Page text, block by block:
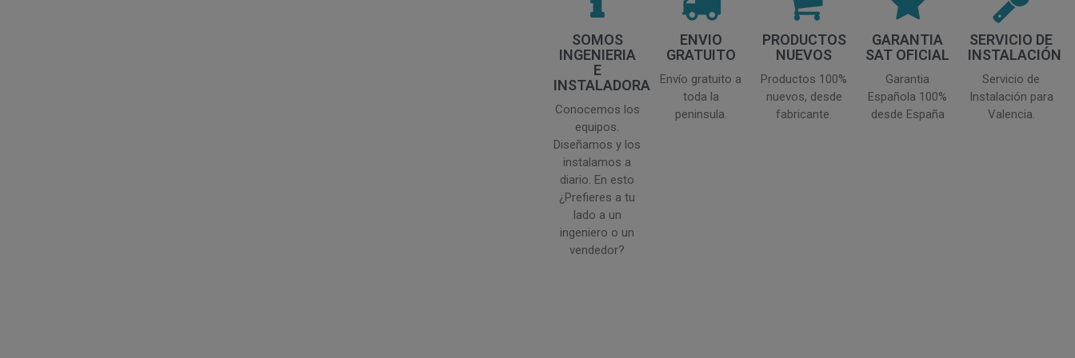
SOMOS
INGENIERIA
E
INSTALADORA
Conocemos los
equipos.
Diseñamos y los
instalamos a
diario. En esto
¿Prefieres a tu
lado a un
ingeniero o un
vendedor?
ENVIO
GRATUITO
Envío gratuito a
toda la
peninsula.
PRODUCTOS
NUEVOS
Productos 100%
nuevos, desde
fabricante.
GARANTIA
SAT OFICIAL
Garantia
Española 100%
desde España
SERVICIO DE
INSTALACIÓN
Servicio de
Instalación para
Valencia.